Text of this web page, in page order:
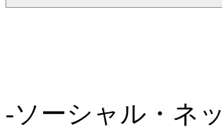
-ソーシャル・ネ